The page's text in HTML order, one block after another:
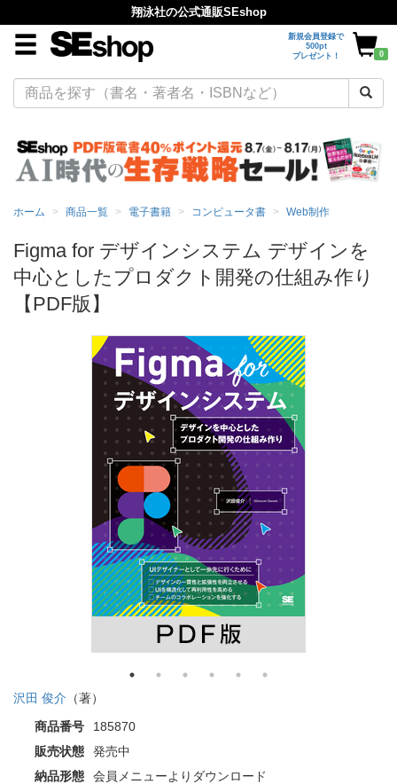
翔泳社の公式通販SEshop
新規会員登録で
500pt
プレゼント！
0
ホーム 商品一覧 電子書籍 コンピュータ書 Web制作
Figma for デザインシステム デザインを
中心としたプロダクト開発の仕組み作り
【PDF版】
沢田 俊介 （著）
商品番号
185870
販売状態
発売中
納品形態
会員メニューよりダウンロード